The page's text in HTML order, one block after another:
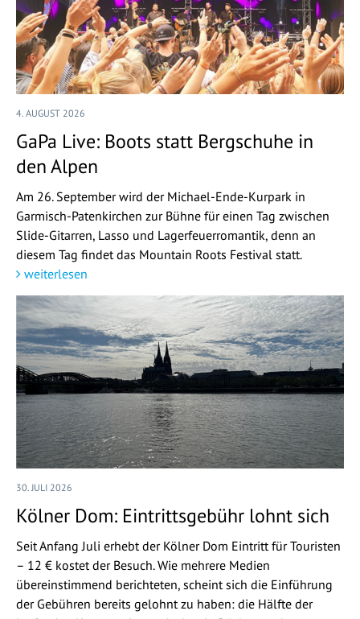
4. AUGUST 2026
GaPa Live: Boots statt Bergschuhe in
den Alpen
Am 26. September wird der Michael-Ende-Kurpark in
Garmisch-Patenkirchen zur Bühne für einen Tag zwischen
Slide-Gitarren, Lasso und Lagerfeuerromantik, denn an
diesem Tag findet das Mountain Roots Festival statt.
weiterlesen
30. JULI 2026
Kölner Dom: Eintrittsgebühr lohnt sich
Seit Anfang Juli erhebt der Kölner Dom Eintritt für Touristen
– 12 € kostet der Besuch. Wie mehrere Medien
übereinstimmend berichteten, scheint sich die Einführung
der Gebühren bereits gelohnt zu haben: die Hälfte der